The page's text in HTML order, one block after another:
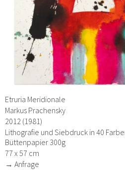
Etruria Meridionale
Markus Prachensky
2012 (1981)
Lithografie und Siebdruck in 40
Büttenpapier 300g
77 x 57 cm
→ Anfrage